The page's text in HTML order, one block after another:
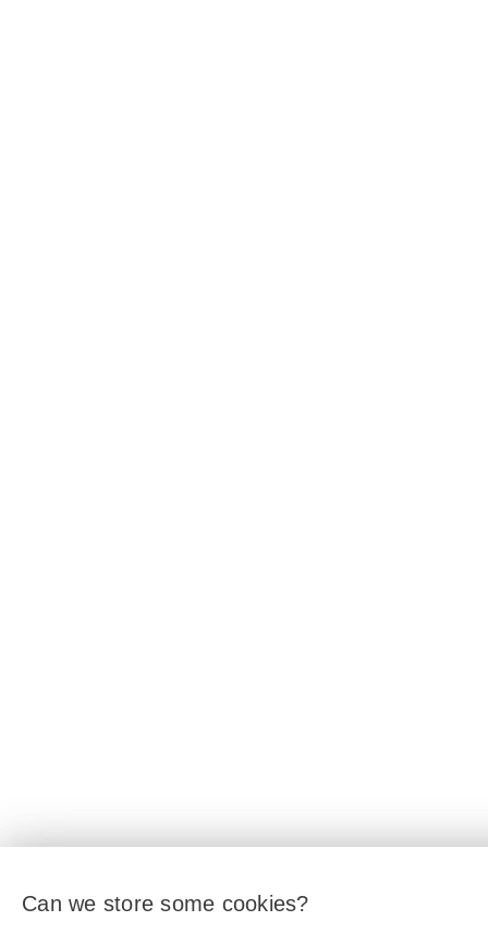
Can we store some cookies?